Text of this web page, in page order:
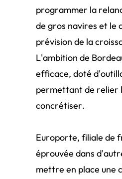
programmer la
de gros navires et le
prévision de la
L'ambition de
efficace, doté
permettant de relier
concrétiser.
Europorte, filiale de
éprouvée dans
mettre en place une